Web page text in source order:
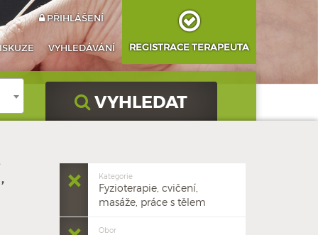
VYHLEDÁVÁNÍ
PŘIHLÁŠENÍ
REGISTRACE TERAPEUTA
VYHLEDAT
Kategorie
Fyzioterapie, cvičení,
masáže, práce s tělem
Obor